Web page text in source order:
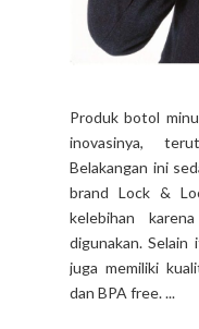
Produk botol
inovasinya,
Belakangan ini
brand Lock &
kelebihan
digunakan.
juga memiliki
dan BPA free. ...